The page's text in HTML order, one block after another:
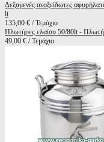
Δεξαμενές ανοξείδωτες
lt
135,00 € / Τεμάχιο
Πλωτήρες ελαίου 50/80lt -
49,00 € / Τεμάχιο